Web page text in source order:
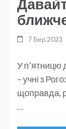
7 Бер,2023
У п’ятницю
– учні з
щоправда,
…